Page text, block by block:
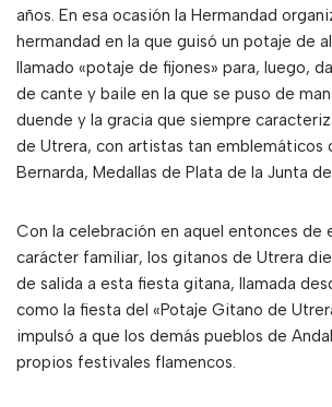
años. En esa ocasión la Hermandad
hermandad en la que guisó un potaje de
llamado «potaje de fijones» para, luego,
de cante y baile en la que se puso de
duende y la gracia que siempre
de Utrera, con artistas tan emblemáticos
Bernarda, Medallas de Plata de la Junta
Con la celebración en aquel entonces de
carácter familiar, los gitanos de Utrera
de salida a esta fiesta gitana, llamada
como la fiesta del «Potaje Gitano de
impulsó a que los demás pueblos de
propios festivales flamencos.